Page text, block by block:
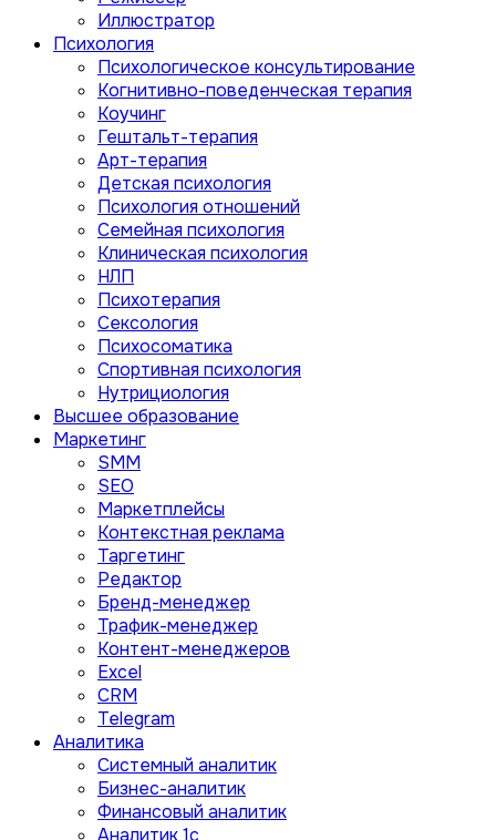
Иллюстратор
Психология
Психологическое консультирование
Когнитивно-поведенческая терапия
Коучинг
Гештальт-терапия
Арт-терапия
Детская психология
Психология отношений
Семейная психология
Клиническая психология
НЛП
Психотерапия
Сексология
Психосоматика
Спортивная психология
Нутрициология
Высшее образование
Маркетинг
SMM
SEO
Маркетплейсы
Контекстная реклама
Таргетинг
Редактор
Бренд-менеджер
Трафик-менеджер
Контент-менеджеров
Excel
CRM
Telegram
Аналитика
Системный аналитик
Бизнес-аналитик
Финансовый аналитик
Aналитик 1с